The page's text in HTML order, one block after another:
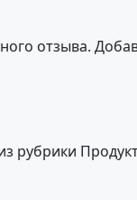
отзыва.
рубрики